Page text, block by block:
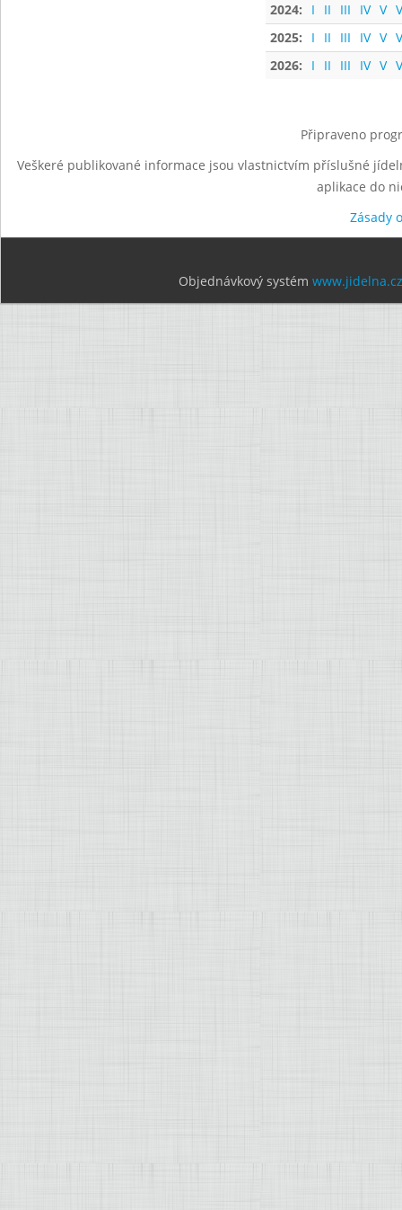
2024:
I II III IV V
2025:
I II III IV V
2026:
I II III IV V
Připraveno
Veškeré publikované informace jsou vlastnictvím příslušné
aplikace do
Zásady
Objednávkový systém www.jidelna.cz